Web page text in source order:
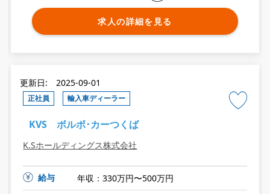
求人の詳細を見る
更新日: 2025-09-01
正社員 輸入車ディーラー
KVS ボルボ･カーつくば
K.Sホールディングス株式会社
給与
年収：330万円〜500万円